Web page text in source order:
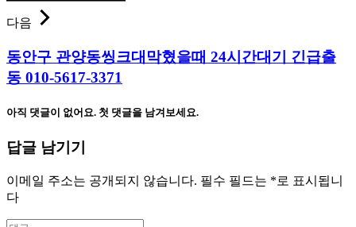
다음
동안구 관양동씽크대막혔을때 24시간대기 긴급출
동 010-5617-3371
아직 댓글이 없어요. 첫 댓글을 남겨보세요.
답글 남기기
이메일 주소는 공개되지 않습니다. 필수 필드는 *로 표시됩니
다